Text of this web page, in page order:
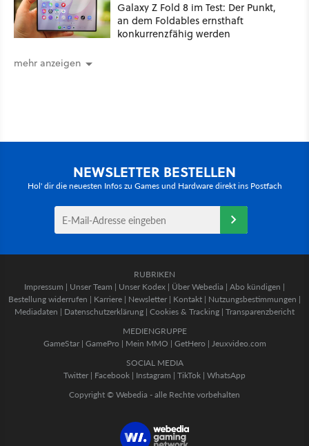
Galaxy Z Fold 8 im Test: Der Punkt,
an dem Foldables ernsthaft
konkurrenzfähig werden
mehr anzeigen
NEWSLETTER BESTELLEN
Hol' dir die neuesten Infos zu Games und Hardware direkt ins Postfach
RUBRIKEN
Impressum | Unser Team | Unser Kodex | Über Webedia | Abo kündigen |
Bestellung widerrufen | Karriere | Newsletter | Kontakt | Nutzungsbestimmungen |
Mediadaten | Datenschutzerklärung | Cookies & Tracking | Transparenzbericht
MEDIENGRUPPE
GameStar| GamePro | Mein MMO | GetHero | Jeuxvideo.com
SOCIAL MEDIA
Twitter | Facebook | Instagram | TikTok | WhatsApp
Copyright © Webedia - alle Rechte vorbehalten